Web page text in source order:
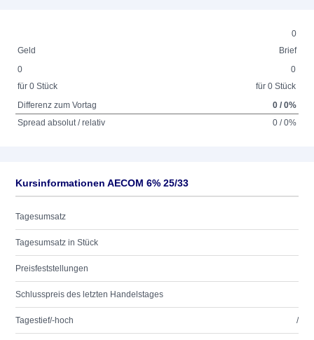
0
Geld
Brief
0
für 0 Stück
0
für 0 Stück
Differenz zum Vortag
0 / 0%
Spread absolut / relativ
0 / 0%
Kursinformationen AECOM 6% 25/33
Tagesumsatz
Tagesumsatz in Stück
Preisfeststellungen
Schlusspreis des letzten Handelstages
Tagestief/-hoch /